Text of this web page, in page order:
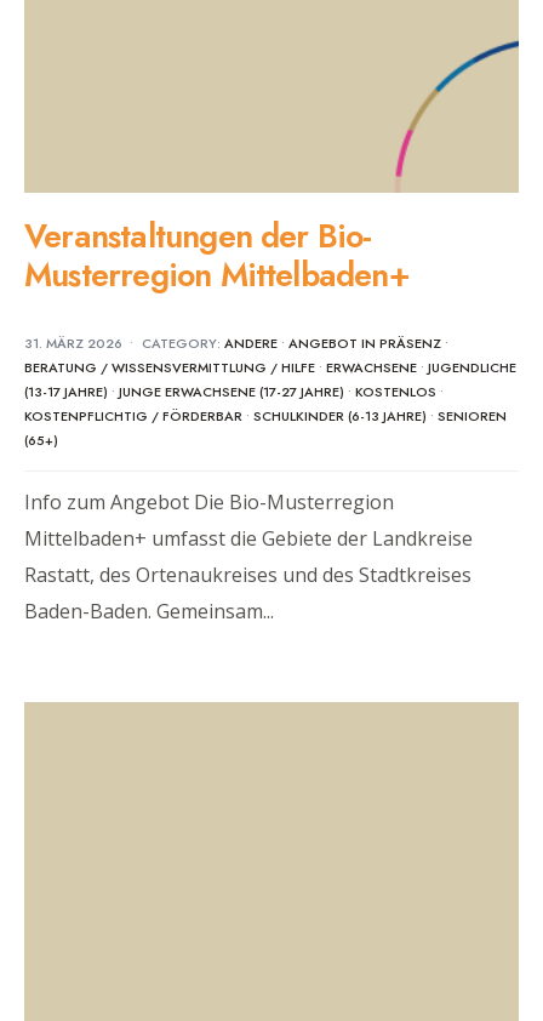
Veranstaltungen der Bio-
Musterregion Mittelbaden+
31. MÄRZ 2026 • CATEGORY: ANDERE • ANGEBOT IN PRÄSENZ •
BERATUNG / WISSENSVERMITTLUNG / HILFE • ERWACHSENE •JUGENDLICHE
(13-17 JAHRE) •JUNGE ERWACHSENE (17-27 JAHRE) • KOSTENLOS •
KOSTENPFLICHTIG / FÖRDERBAR • SCHULKINDER (6-13 JAHRE) • SENIOREN
(65+)
Info zum Angebot Die Bio-Musterregion
Mittelbaden+ umfasst die Gebiete der Landkreise
Rastatt, des Ortenaukreises und des Stadtkreises
Baden-Baden. Gemeinsam...